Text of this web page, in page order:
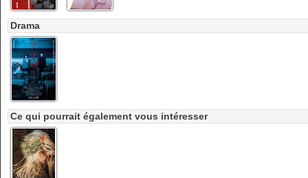
Drama
Ce qui pourrait également vous intéresser